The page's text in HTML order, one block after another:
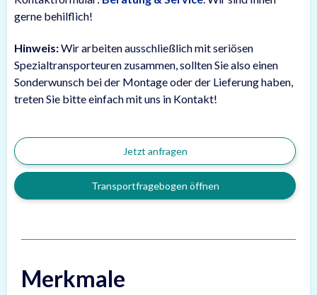
gerne behilflich!
Hinweis:Wir arbeiten ausschließlich mit seriösen
Spezialtransporteuren zusammen, sollten Sie also einen
Sonderwunsch bei der Montage oder der Lieferung haben,
treten Sie bitte einfach mit uns in Kontakt!
Jetzt anfragen
Transportfragebogen öffnen
Merkmale